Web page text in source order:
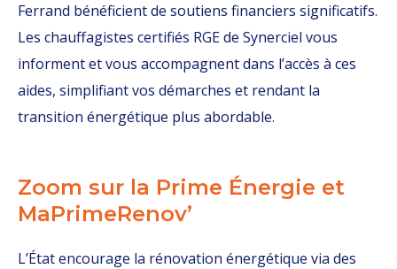
Ferrand bénéficient de soutiens financiers significatifs.
Les chauffagistes certifiés RGE de Synerciel vous
informent et vous accompagnent dans l’accès à ces
aides, simplifiant vos démarches et rendant la
transition énergétique plus abordable.
Zoom sur la Prime Énergie et
MaPrimeRenov’
L’État encourage la rénovation énergétique via des